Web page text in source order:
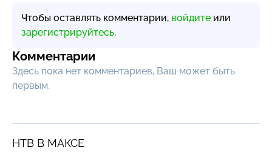
Чтобы оставлять комментарии, войдите или
зарегистрируйтесь.
Комментарии
Здесь пока нет комментариев, Ваш может быть
первым.
НТВ В МАКСЕ